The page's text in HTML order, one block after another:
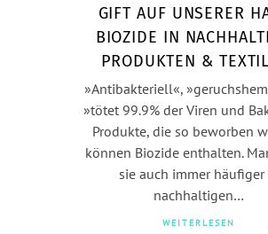
GIFT AUF UNSERER
BIOZIDE IN
PRODUKTEN &
»Antibakteriell«,
»tötet 99.9% der Viren und
Produkte, die so beworben
können Biozide enthalten.
sie auch immer häufiger
nachhaltigen…
WEITERLESEN